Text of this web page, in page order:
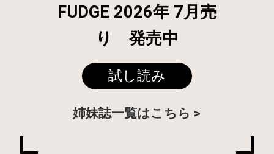
FUDGE 2026年 7月売
り 発売中
試し読み
姉妹誌一覧はこちら